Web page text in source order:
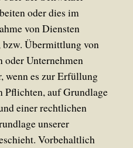
oder dies im
von Diensten
Übermittlung von
oder Unternehmen
wenn es zur Erfüllung
Pflichten, auf Grundlage
einer rechtlichen
unserer
Vorbehaltlich